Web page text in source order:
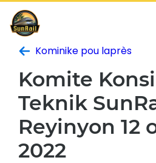
Ale
nan
kontni
Kominike pou laprès
Komite
Teknik
Reyinyon 12
2022